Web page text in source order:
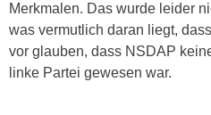
Merkmalen. Das wurde leider
was vermutlich daran liegt,
vor glauben, dass NSDAP
linke Partei gewesen war.